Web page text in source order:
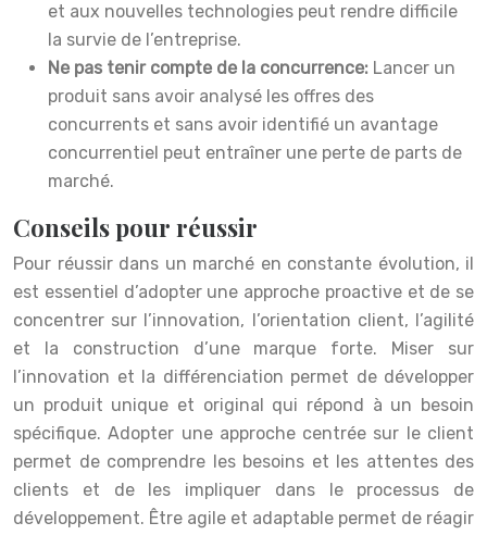
et aux nouvelles technologies peut rendre difficile
la survie de l’entreprise.
Ne pas tenir compte de la concurrence: Lancer un
produit sans avoir analysé les offres des
concurrents et sans avoir identifié un avantage
concurrentiel peut entraîner une perte de parts de
marché.
Conseils pour réussir
Pour réussir dans un marché en constante évolution, il
est essentiel d’adopter une approche proactive et de se
concentrer sur l’innovation, l’orientation client, l’agilité
et la construction d’une marque forte. Miser sur
l’innovation et la différenciation permet de développer
un produit unique et original qui répond à un besoin
spécifique. Adopter une approche centrée sur le client
permet de comprendre les besoins et les attentes des
clients et de les impliquer dans le processus de
développement. Être agile et adaptable permet de réagir